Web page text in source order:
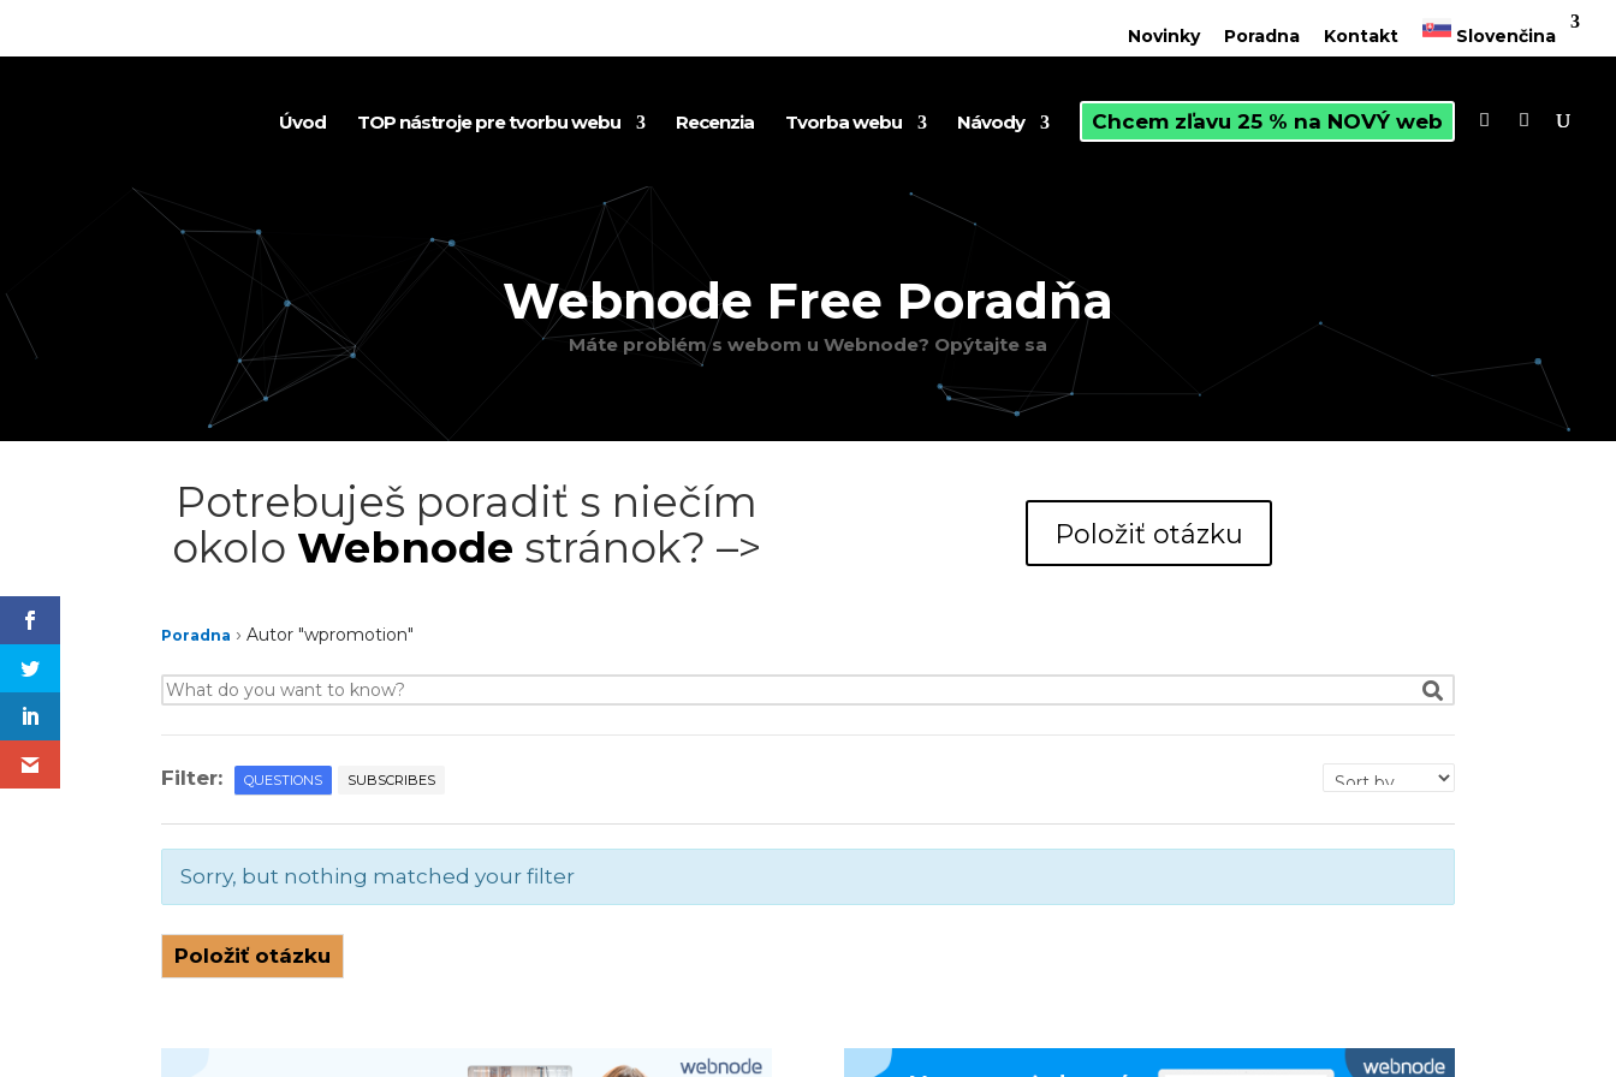
Novinky Poradna Kontakt Slovenčina
Úvod TOP nástroje pre tvorbu webu Recenzia Tvorba webu Návody Chcem zľavu 25 % na NOVÝ web
Webnode Free Poradňa
Máte problém s webom u Webnode? Opýtajte sa
Potrebuješ poradiť s niečím
okolo Webnode stránok? –> Položiť otázku
Poradna ›Autor "wpromotion"
Filter: QUESTIONS SUBSCRIBES
Sorry, but nothing matched your filter
Položiť otázku